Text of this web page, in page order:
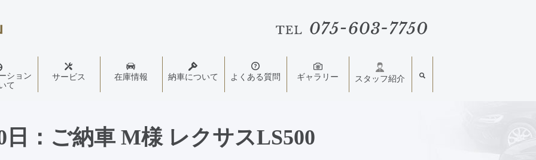
ション
て
サービス 在庫情報 納車について よくある質問 ギャラリー スタッフ紹介
日：ご納車 M様 レクサスLS500